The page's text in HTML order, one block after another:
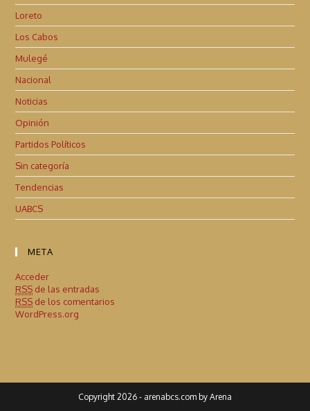
Loreto
Los Cabos
Mulegé
Nacional
Noticias
Opinión
Partidos Políticos
Sin categoría
Tendencias
UABCS
META
Acceder
RSS de las entradas
RSS de los comentarios
WordPress.org
Copyright 2026 - arenabcs.com by Arena